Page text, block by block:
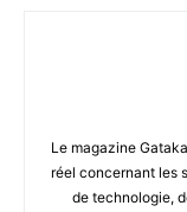
Le magazine
réel concernant les
de technologie,